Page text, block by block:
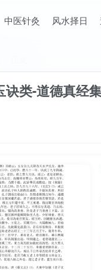
中医针灸 风水择日
类-道德真经